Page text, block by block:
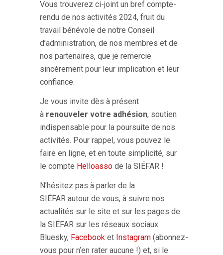
Vous trouverez ci-joint un bref compte-
rendu de nos activités 2024, fruit du
travail bénévole de notre Conseil
d’administration, de nos membres et de
nos partenaires, que je remercie
sincèrement pour leur implication et leur
confiance.
Je vous invite dès à présent
à renouveler votre adhésion, soutien
indispensable pour la poursuite de nos
activités. Pour rappel, vous pouvez le
faire en ligne, et en toute simplicité, sur
le compte Helloasso de la SIÉFAR !
N’hésitez pas à parler de la
SIÉFAR autour de vous, à suivre nos
actualités sur le site et sur les pages de
la SIÉFAR sur les réseaux sociaux :
Bluesky, Facebook et Instagram (abonnez-
vous pour n’en rater aucune !) et, si le